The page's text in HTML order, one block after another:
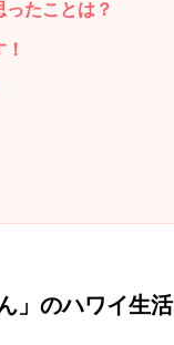
ったことは？
」のハワイ生活